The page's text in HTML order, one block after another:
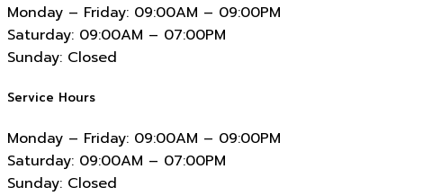
Monday – Friday: 09:00AM – 09:00PM
Saturday: 09:00AM – 07:00PM
Sunday: Closed
Service Hours
Monday – Friday: 09:00AM – 09:00PM
Saturday: 09:00AM – 07:00PM
Sunday: Closed